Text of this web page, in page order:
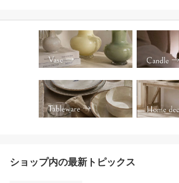
直輸入 ハンドメイド ポ
ップ モダン
ショップ内の最新トピックス